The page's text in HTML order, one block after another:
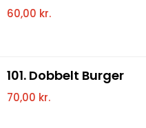
60,00 kr.
101. Dobbelt Burger
70,00 kr.